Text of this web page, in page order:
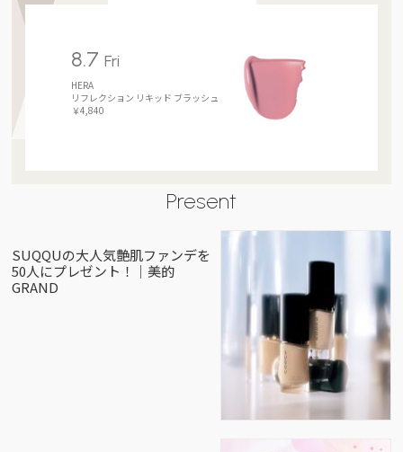
8.7Fri
HERA
リフレクション リキッド ブラッシュ
￥4,840
Present
SUQQUの大人気艶肌ファンデを
50人にプレゼント！｜美的
GRAND